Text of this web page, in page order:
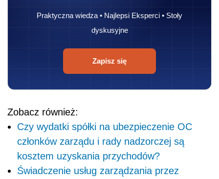
Praktyczna wiedza • Najlepsi Eksperci • Stoły
dyskusyjne
Zapisz się
Zobacz również:
Czy wydatki spółki na ubezpieczenie OC
członków zarządu i rady nadzorczej są
kosztem uzyskania przychodów?
Świadczenie usług zarządzania przez